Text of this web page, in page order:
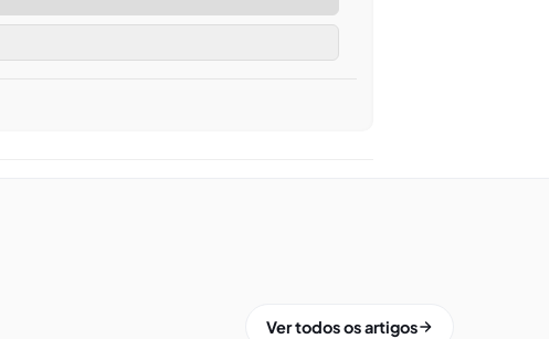
Ver todos os artigos